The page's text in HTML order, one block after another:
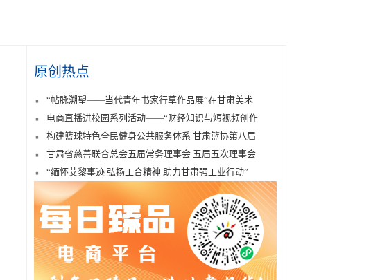
原创热点
“帖脉溯望——当代青年书家行草作品展”在甘肃美术
电商直播进校园系列活动——“财经知识与短视频创作
构建篮球特色全民健身公共服务体系 甘肃篮协第八届
甘肃省慈善联合总会五届常务理事会 五届五次理事会
“缅怀艾黎事迹 弘扬工合精神 助力甘肃强工业行动”